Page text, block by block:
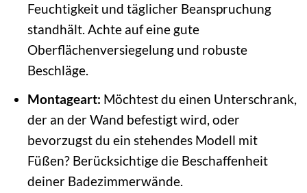
Feuchtigkeit und täglicher Beanspruchung
standhält. Achte auf eine gute
Oberflächenversiegelung und robuste
Beschläge.
Montageart: Möchtest du einen Unterschrank,
der an der Wand befestigt wird, oder
bevorzugst du ein stehendes Modell mit
Füßen? Berücksichtige die Beschaffenheit
deiner Badezimmerwände.